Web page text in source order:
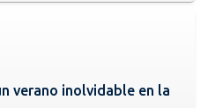
verano inolvidable en la